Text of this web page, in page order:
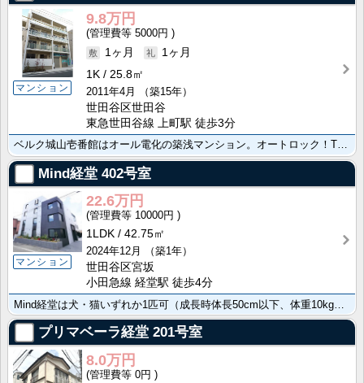
マンション
9.8万円
5000円
1ヶ月
1ヶ月
1K
25.8㎡
2011年4月
（築15年）
世田谷区世田谷
東急世田谷線 上町駅 徒歩3分
Mind経堂 402号室
マンション
22.6万円
10000円
1LDK
42.75㎡
2024年12月
（築1年）
世田谷区宮坂
小田急線 経堂駅 徒歩4分
プリマベーラ経堂 201号室
8.0万円
0円